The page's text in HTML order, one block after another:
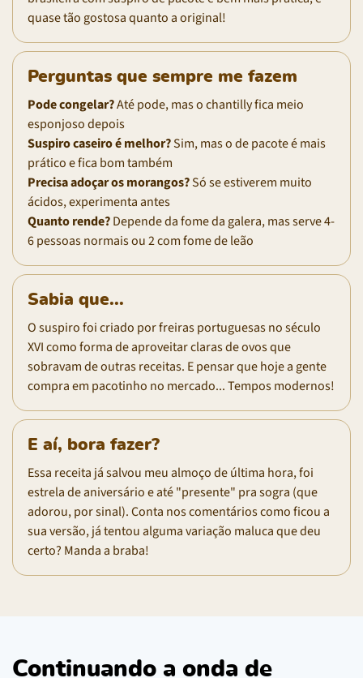
quase tão gostosa quanto a original!
Perguntas que sempre me fazem
Pode congelar?Até pode, mas o chantilly fica meio
esponjoso depois
Suspiro caseiro é melhor?Sim, mas o de pacote é mais
prático e fica bom também
Precisa adoçar os morangos?Só se estiverem muito
ácidos, experimenta antes
Quanto rende?Depende da fome da galera, mas serve 4-
6 pessoas normais ou 2 com fome de leão
Sabia que...
O suspiro foi criado por freiras portuguesas no século
XVI como forma de aproveitar claras de ovos que
sobravam de outras receitas. E pensar que hoje a gente
compra em pacotinho no mercado... Tempos modernos!
E aí, bora fazer?
Essa receita já salvou meu almoço de última hora, foi
estrela de aniversário e até "presente" pra sogra (que
adorou, por sinal). Conta nos comentários como ficou a
sua versão, já tentou alguma variação maluca que deu
certo? Manda a braba!
Continuando a onda de